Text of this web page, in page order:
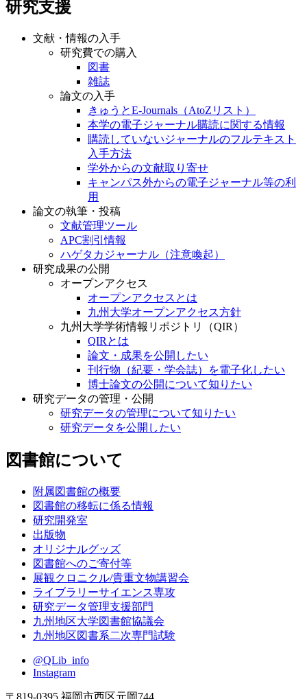
研究支援
文献・情報の入手
研究費での購入
図書
雑誌
論文の入手
きゅうとE-Journals（AtoZリスト）
本学の電子ジャーナル購読に関する情報
購読していないジャーナルのフルテキスト
入手方法
学外からの文献取り寄せ
キャンパス外からの電子ジャーナル等の利
用
論文の執筆・投稿
文献管理ツール
APC割引情報
ハゲタカジャーナル（注意喚起）
研究成果の公開
オープンアクセス
オープンアクセスとは
九州大学オープンアクセス方針
九州大学学術情報リポジトリ（QIR）
QIRとは
論文・成果を公開したい
刊行物（紀要・学会誌）を電子化したい
博士論文の公開について知りたい
研究データの管理・公開
研究データの管理について知りたい
研究データを公開したい
図書館について
附属図書館の概要
図書館の移転に係る情報
研究開発室
出版物
オリジナルグッズ
図書館へのご寄付等
展観クロニクル/貴重文物講習会
ライブラリーサイエンス専攻
研究データ管理支援部門
九州地区大学図書館協議会
九州地区図書系二次専門試験
@QLib_info
Instagram
〒819-0395 福岡市西区元岡744